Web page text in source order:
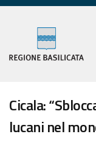
Cicala:
lucani nel